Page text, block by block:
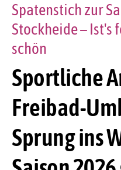
Sportliche
Freibad-
Sprung ins
Spatenstich zur
Stockheide –
schön